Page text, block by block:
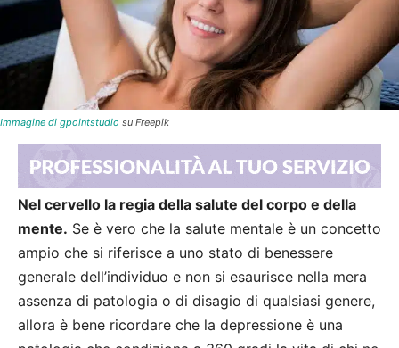
Immagine di gpointstudio su Freepik
Nel cervello la regia della salute del corpo e della
mente. Se è vero che la salute mentale è un concetto
ampio che si riferisce a uno stato di benessere
generale dell’individuo e non si esaurisce nella mera
assenza di patologia o di disagio di qualsiasi genere,
allora è bene ricordare che la depressione è una